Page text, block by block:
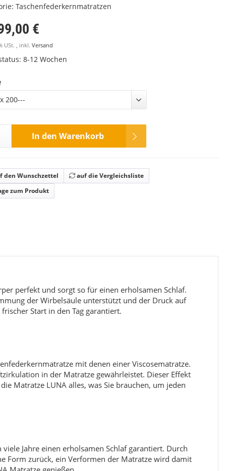
Taschenfederkernmatratzen
€
USt. , inkl. Versand
8-12 Wochen
200---
In den Warenkorb
den Wunschzettel
auf die Vergleichsliste
zum Produkt
perfekt und sorgt so für einen erholsamen Schlaf.
der Wirbelsäule unterstützt und der Druck auf
Start in den Tag garantiert.
mit denen einer Viscosematratze.
in der Matratze gewährleistet. Dieser Effekt
Matratze LUNA alles, was Sie brauchen, um jeden
Jahre einen erholsamen Schlaf garantiert. Durch
Form zurück, ein Verformen der Matratze wird damit
ab749,00 € *